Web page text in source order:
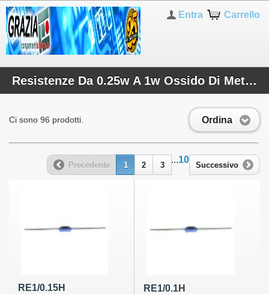
Carrello
Entra
Resistenze Da 0.25w A 1w Ossido Di Metallo
Ordina
Ci sono 96 prodotti.
Precedente 1 2 3
...10
Successivo
RE1/0.15H RE1/0.1H